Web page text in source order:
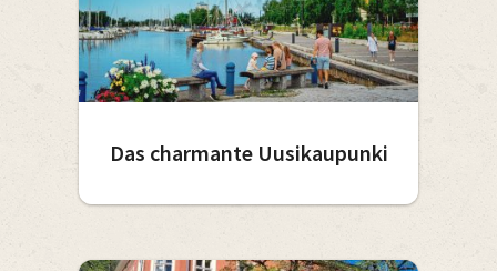
Das charmante Uusikaupunki